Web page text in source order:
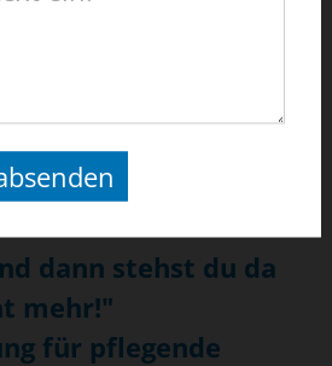
Uhr
im Sachsen Forum,
dann stehst du da
mehr!"
für pflegende